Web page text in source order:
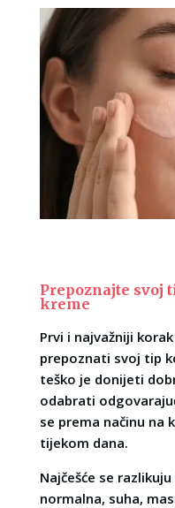
Prepoznajte svoj
kreme
Prvi i najvažniji
prepoznati svoj tip
teško je donijeti
odabrati
se prema načinu na
tijekom dana.
Najčešće se
normalna, suha,